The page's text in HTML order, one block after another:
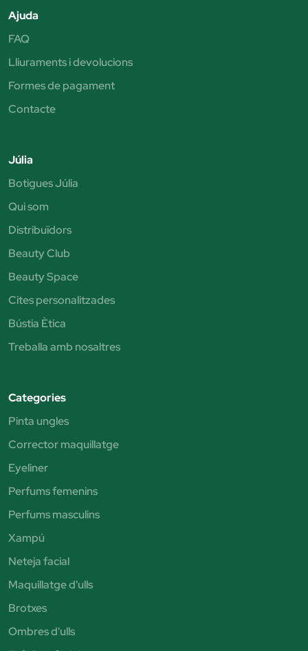
Ajuda
FAQ
Lliuraments i devolucions
Formes de pagament
Contacte
Júlia
Botigues Júlia
Qui som
Distribuïdors
Beauty Club
Beauty Space
Cites personalitzades
Bústia Ètica
Treballa amb nosaltres
Categories
Pinta ungles
Corrector maquillatge
Eyeliner
Perfums femenins
Perfums masculins
Xampú
Neteja facial
Maquillatge d'ulls
Brotxes
Ombres d'ulls